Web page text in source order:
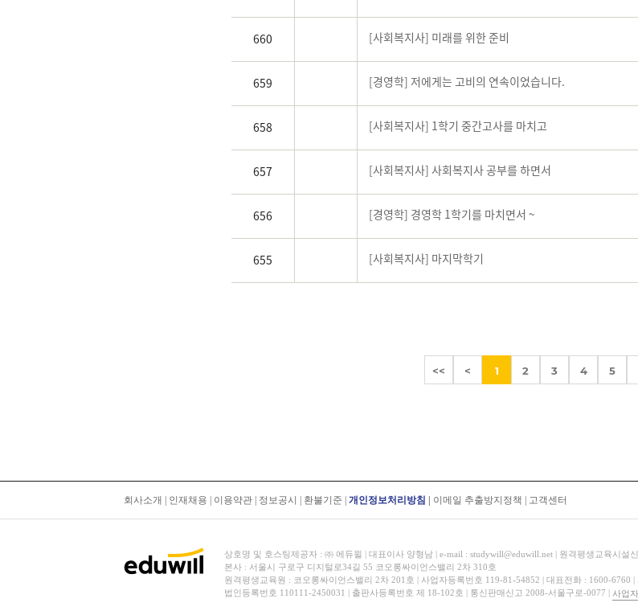
660 [사회복지사] 미래를 위한 준비
659 [경영학] 저에게는 고비의 연속이었습니다.
658 [사회복지사] 1학기 중간고사를 마치고
657 [사회복지사] 사회복지사 공부를 하면서
656 [경영학] 경영학 1학기를 마치면서 ~
655 [사회복지사] 마지막학기
<< < 1 2 3 4 5
회사소개 인재채용 이용약관 정보공시 환불기준 개인정보처리방침 이메일 추출방지정책 고객센터
상호명 및 호스팅제공자 : ㈜ 에듀윌 | 대표이사 양형남 | e-mail : studywill@eduwill.net | 원격평생교육시설
본사 : 서울시 구로구 디지털로34길 55 코오롱싸이언스밸리 2차 310호
원격평생교육원 : 코오롱싸이언스밸리 2차 201호 | 사업자등록번호 119-81-54852 | 대표전화 : 1600-6760
법인등록번호 110111-2450031 | 출판사등록번호 제 18-102호 | 통신판매신고 2008-서울구로-0077 | 사업